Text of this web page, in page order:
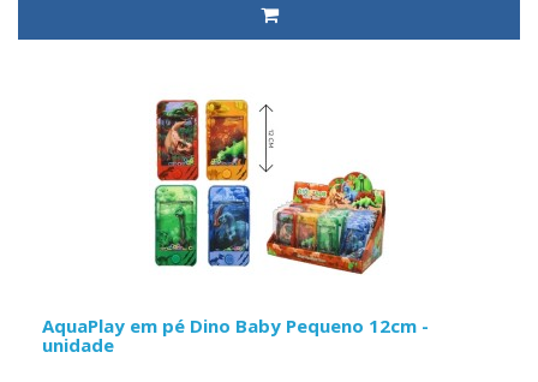
AquaPlay em pé Dino Baby Pequeno 12cm -
unidade